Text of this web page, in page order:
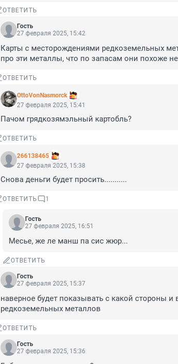
ОТВЕТИТЬ
Гость
27 февраля 2025, 15:42
Карты с месторождениями редкоземельных
про эти металлы, что по запасам они похоже
ОТВЕТИТЬ
OttoVonNasmorck
27 февраля 2025, 15:41
Пачом грядкозямэльный картобль?
ОТВЕТИТЬ
266138465
27 февраля 2025, 15:38
Снова деньги будет просить...........
ОТВЕТИТЬ 1
Гость
27 февраля 2025, 16:51
Месье, же ле манш па сис жюр...
ОТВЕТИТЬ
Гость
27 февраля 2025, 15:37
наверное будет показывать с какой стороны и
редкоземельных металлов
ОТВЕТИТЬ
Гость
27 февраля 2025, 15:36